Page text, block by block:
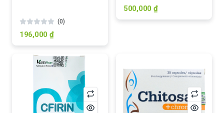
(0)
196,000 ₫
500,000 ₫